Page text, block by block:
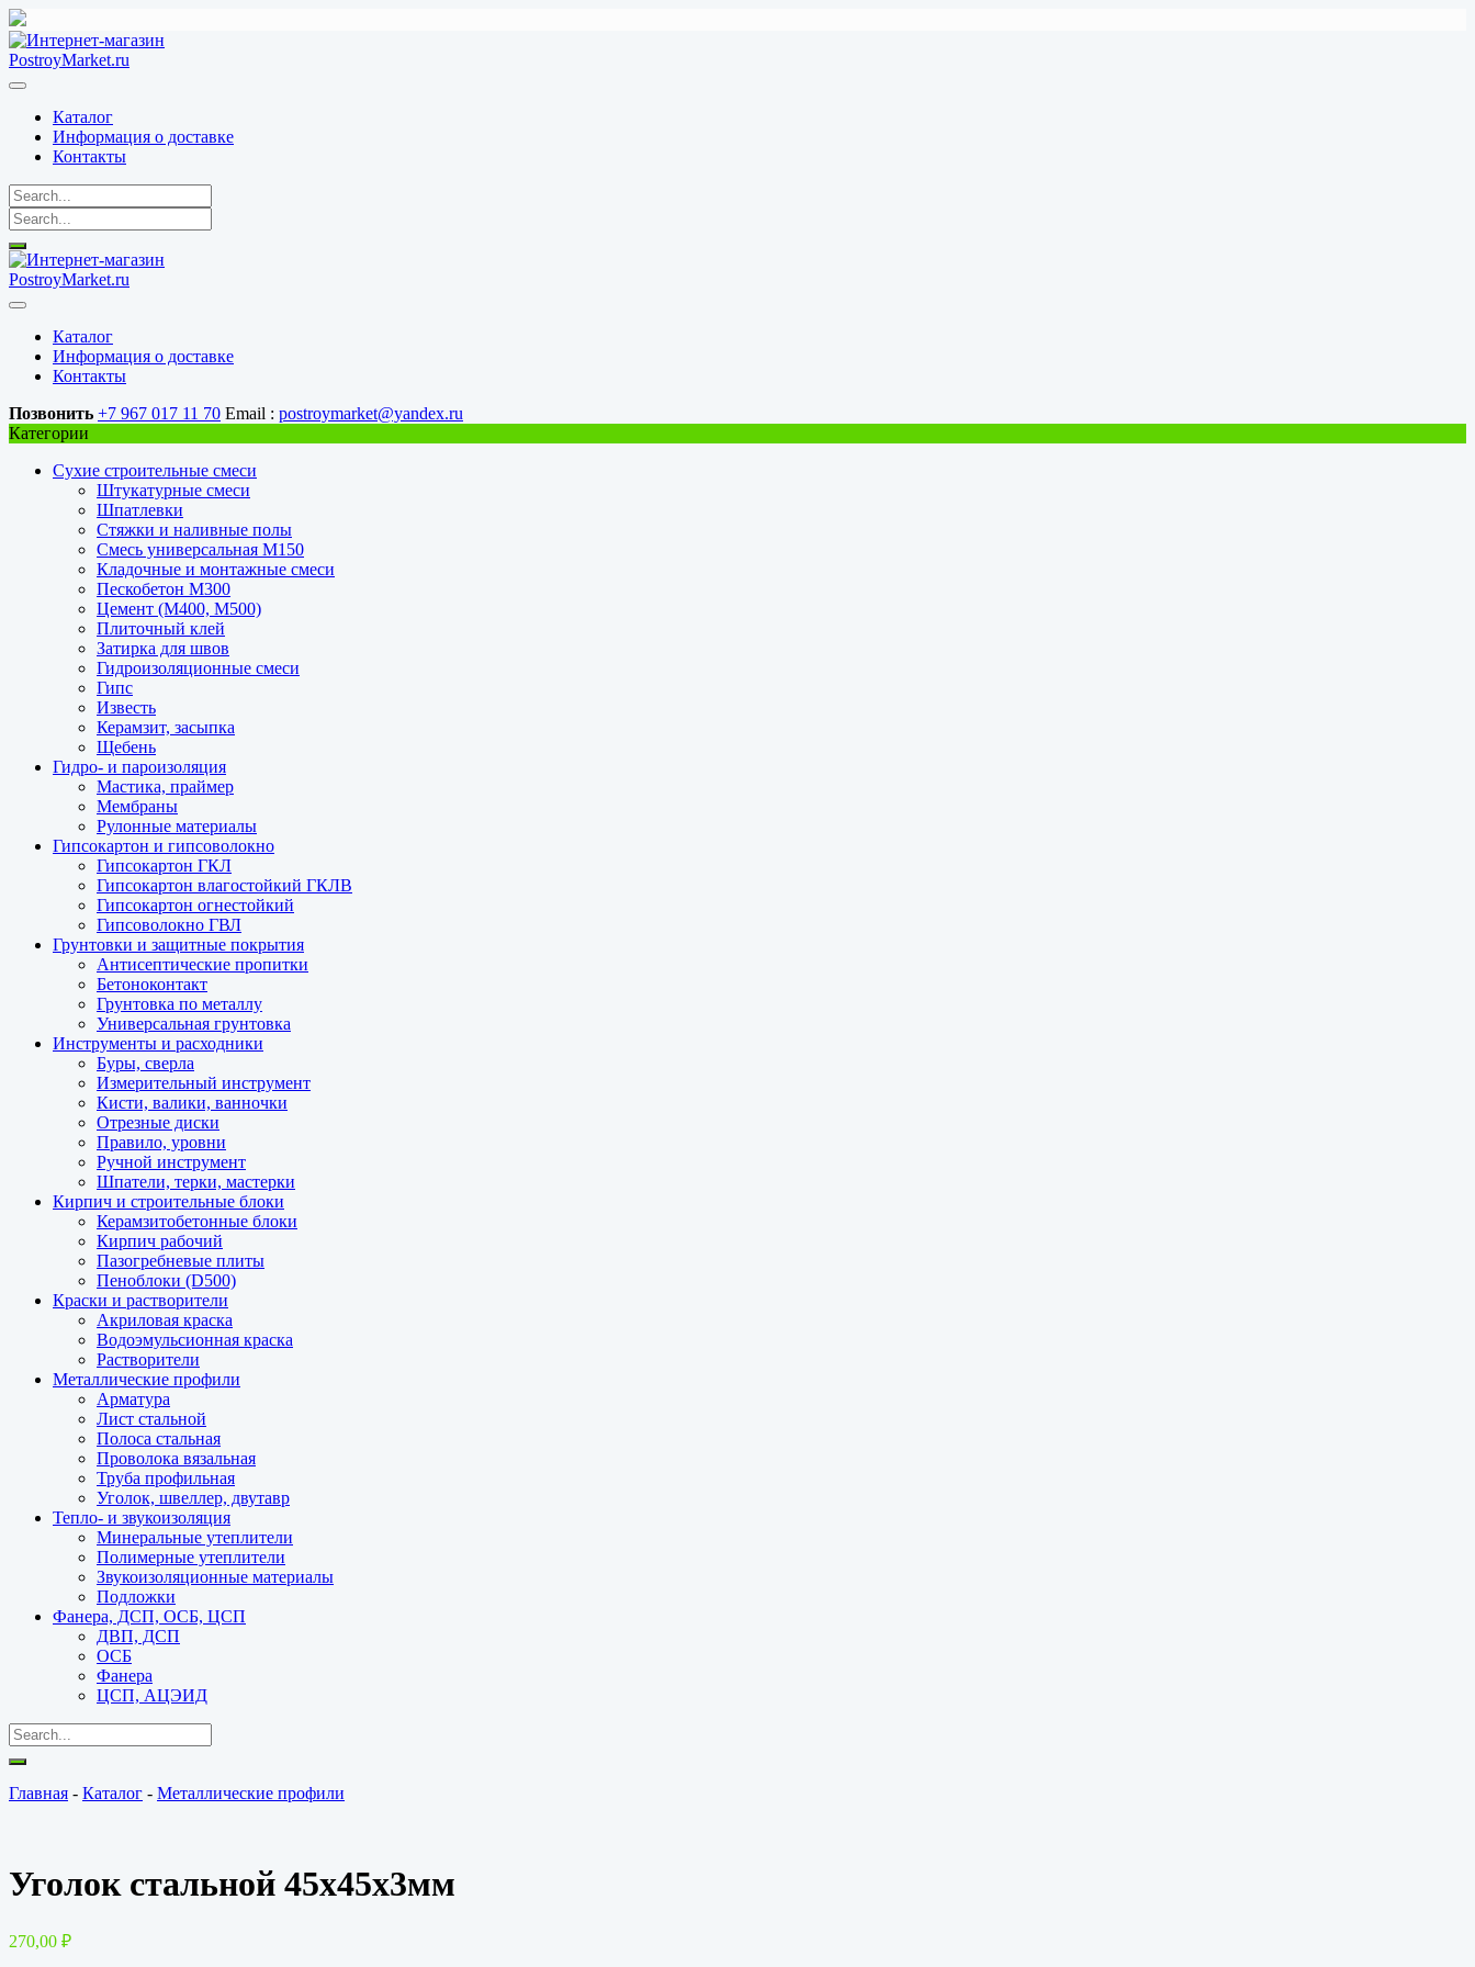
Перейти
к
содержимому
Каталог
Информация о доставке
Контакты
Каталог
Информация о доставке
Контакты
Позвонить +7 967 017 11 70 Email : postroymarket@yandex.ru
Категории
Сухие строительные смеси
Штукатурные смеси
Шпатлевки
Стяжки и наливные полы
Смесь универсальная М150
Кладочные и монтажные смеси
Пескобетон М300
Цемент (М400, М500)
Плиточный клей
Затирка для швов
Гидроизоляционные смеси
Гипс
Известь
Керамзит, засыпка
Щебень
Гидро- и пароизоляция
Мастика, праймер
Мембраны
Рулонные материалы
Гипсокартон и гипсоволокно
Гипсокартон ГКЛ
Гипсокартон влагостойкий ГКЛВ
Гипсокартон огнестойкий
Гипсоволокно ГВЛ
Грунтовки и защитные покрытия
Антисептические пропитки
Бетоноконтакт
Грунтовка по металлу
Универсальная грунтовка
Инструменты и расходники
Буры, сверла
Измерительный инструмент
Кисти, валики, ванночки
Отрезные диски
Правило, уровни
Ручной инструмент
Шпатели, терки, мастерки
Кирпич и строительные блоки
Керамзитобетонные блоки
Кирпич рабочий
Пазогребневые плиты
Пеноблоки (D500)
Краски и растворители
Акриловая краска
Водоэмульсионная краска
Растворители
Металлические профили
Арматура
Лист стальной
Полоса стальная
Проволока вязальная
Труба профильная
Уголок, швеллер, двутавр
Тепло- и звукоизоляция
Минеральные утеплители
Полимерные утеплители
Звукоизоляционные материалы
Подложки
Фанера, ДСП, ОСБ, ЦСП
ДВП, ДСП
ОСБ
Фанера
ЦСП, АЦЭИД
Главная - Каталог - Металлические профили
Уголок стальной 45х45х3мм
270,00 ₽